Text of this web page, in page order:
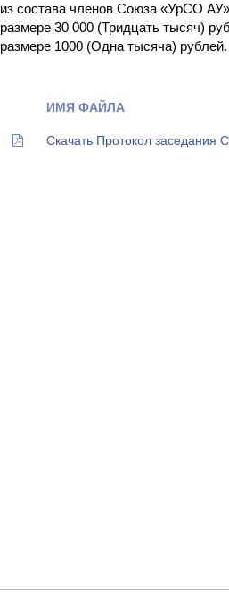
из состава членов Союза «УрСО
размере 30 000 (Тридцать тысяч)
размере 1000 (Одна тысяча) рублей.
ИМЯ ФАЙЛА
Скачать Протокол заседания